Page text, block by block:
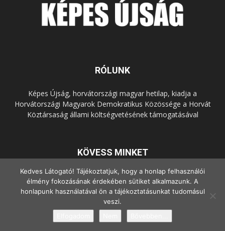
RÓLUNK
Képes Újság, horvátországi magyar hetilap, kiadja a
Horvátországi Magyarok Demokratikus Közössége a Horvát
Köztársaság állami költségvetésének támogatásával
KÖVESS MINKET
© Copyright - 2022 Minden jog fenntartva.
Kedves Látogató! Tájékoztatjuk, hogy a honlap felhasználói
élmény fokozásának érdekében sütiket alkalmazunk. A
honlapunk használatával ön a tájékoztatásunkat tudomásul
veszi.